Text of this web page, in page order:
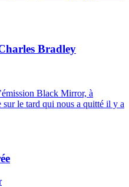
Bradley
Black Mirror, à
le tard qui nous a quitté il y a